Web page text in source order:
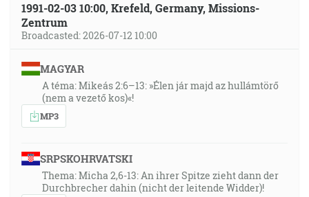
1991-02-03 10:00, Krefeld, Germany, Missions-
Zentrum
Broadcasted: 2026-07-12 10:00
MAGYAR
A téma: Mikeás 2:6–13: »Élen jár majd az hullámtörő
(nem a vezető kos)«!
MP3
SRPSKOHRVATSKI
Thema: Micha 2,6-13: An ihrer Spitze zieht dann der
Durchbrecher dahin (nicht der leitende Widder)!